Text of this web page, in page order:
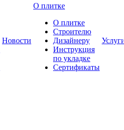
Новости
О плитке
О плитке
Строителю
Дизайнеру
Инструкция
по укладке
Сертификаты